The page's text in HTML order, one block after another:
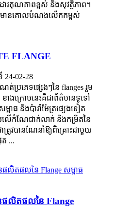
ារគុណភាពខ្ពស់ និងសុវត្ថិភាព។
េះមានគោលបំណងលើកកម្ពស់
FLANGE
24-02-28
ត់ប្រភេទផ្សេងៗនៃ flanges រួម
ខាងក្រោមនេះគឺជាព័ត៌មានទូទៅ
ធ និងប៉ារ៉ាម៉ែត្រផ្សេងទៀត
លើកំណែជាក់លាក់ និងកម្រិតនៃ
ាត្រូវបានណែនាំឱ្យពិគ្រោះជាមួយ
...
លិតផលនៃ Flange